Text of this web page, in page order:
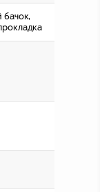
бачок,